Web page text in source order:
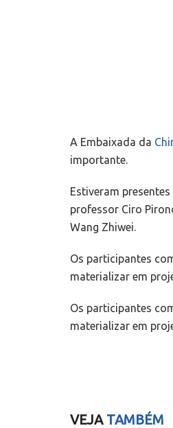
A Embaixada da
importante.
Estiveram
professor Ciro
Wang Zhiwei.
Os participantes
materializar em
Os participantes
materializar em
VEJATAMBÉM